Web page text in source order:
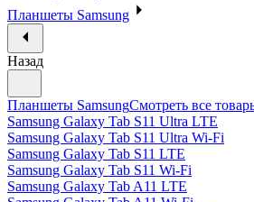
Планшеты Samsung
Назад
Планшеты SamsungСмотреть все
Samsung Galaxy Tab S11 Ultra LTE
Samsung Galaxy Tab S11 Ultra Wi-Fi
Samsung Galaxy Tab S11 LTE
Samsung Galaxy Tab S11 Wi-Fi
Samsung Galaxy Tab A11 LTE